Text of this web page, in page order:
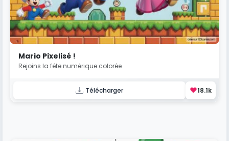
Mario Pixelisé !
Rejoins la fête numérique colorée
Télécharger ❤️18.1k